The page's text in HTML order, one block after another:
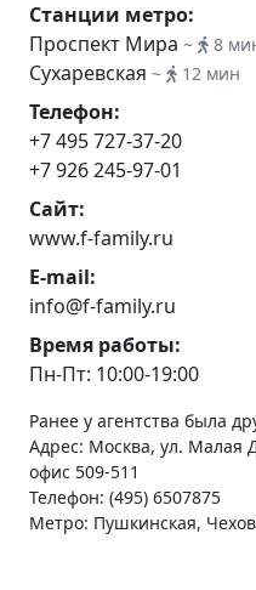
Станции метро:
Проспект Мира ~ 8
Сухаревская ~ 12 мин
Телефон:
+7 495 727-37-20
+7 926 245-97-01
Сайт:
www.f-family.ru
E-mail:
info@f-family.ru
Время работы:
Пн-Пт: 10:00-19:00
Ранее у агентства была
Адрес: Москва, ул. Малая
офис 509-511
Телефон: (495) 6507875
Метро: Пушкинская,